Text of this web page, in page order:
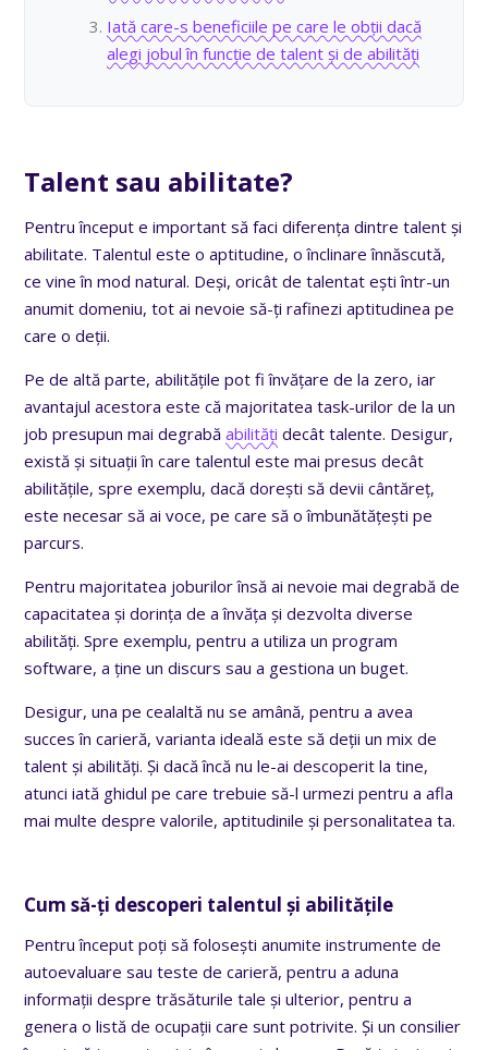
Iată care-s beneficiile pe care le obții dacă
alegi jobul în funcție de talent și de abilități
Talent sau abilitate?
Pentru început e important să faci diferența dintre talent și
abilitate. Talentul este o aptitudine, o înclinare înnăscută,
ce vine în mod natural. Deși, oricât de talentat ești într-un
anumit domeniu, tot ai nevoie să-ți rafinezi aptitudinea pe
care o deții.
Pe de altă parte, abilitățile pot fi învățare de la zero, iar
avantajul acestora este că majoritatea task-urilor de la un
job presupun mai degrabăabilități decât talente. Desigur,
există și situații în care talentul este mai presus decât
abilitățile, spre exemplu, dacă dorești să devii cântăreț,
este necesar să ai voce, pe care să o îmbunătățești pe
parcurs.
Pentru majoritatea joburilor însă ai nevoie mai degrabă de
capacitatea și dorința de a învăța și dezvolta diverse
abilități. Spre exemplu, pentru a utiliza un program
software, a ține un discurs sau a gestiona un buget.
Desigur, una pe cealaltă nu se amână, pentru a avea
succes în carieră, varianta ideală este să deții un mix de
talent și abilități. Și dacă încă nu le-ai descoperit la tine,
atunci iată ghidul pe care trebuie să-l urmezi pentru a afla
mai multe despre valorile, aptitudinile și personalitatea ta.
Cum să-ți descoperi talentul și abilitățile
Pentru început poți să folosești anumite instrumente de
autoevaluare sau teste de carieră, pentru a aduna
informații despre trăsăturile tale și ulterior, pentru a
genera o listă de ocupații care sunt potrivite. Și un consilier